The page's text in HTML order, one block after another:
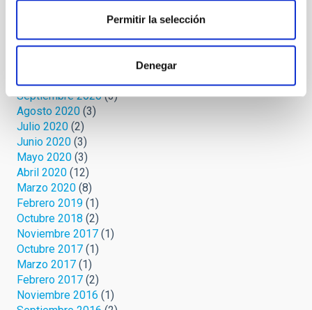
Permitir la selección
Denegar
Marzo 2021(7)
Enero 2021
Diciembre 2020(9)
Octubre 2020
Septiembre 2020(3)
Agosto 2020 (3)
Julio 2020 (2)
Junio 2020 (3)
Mayo 2020 (3)
Abril 2020 (12)
Marzo 2020 (8)
Febrero 2019 (1)
Octubre 2018 (2)
Noviembre 2017 (1)
Octubre 2017 (1)
Marzo 2017 (1)
Febrero 2017 (2)
Noviembre 2016 (1)